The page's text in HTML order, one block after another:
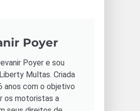
Poyer
Poyer e sou
Multas. Criada
anos com o objetivo
os motoristas a